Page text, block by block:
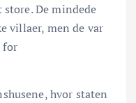
De mindede
villaer, men de var
for
hvor staten